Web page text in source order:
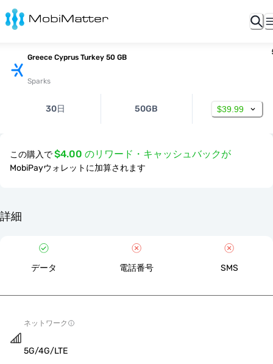
Greece Cyprus Turkey 50 GB
Sparks
30日 50GB $39.99
この購入で$4.00 のリワード・キャッシュバックが
MobiPayウォレットに加算されます
詳細
データ 電話番号 SMS
ネットワーク
5G/4G/LTE